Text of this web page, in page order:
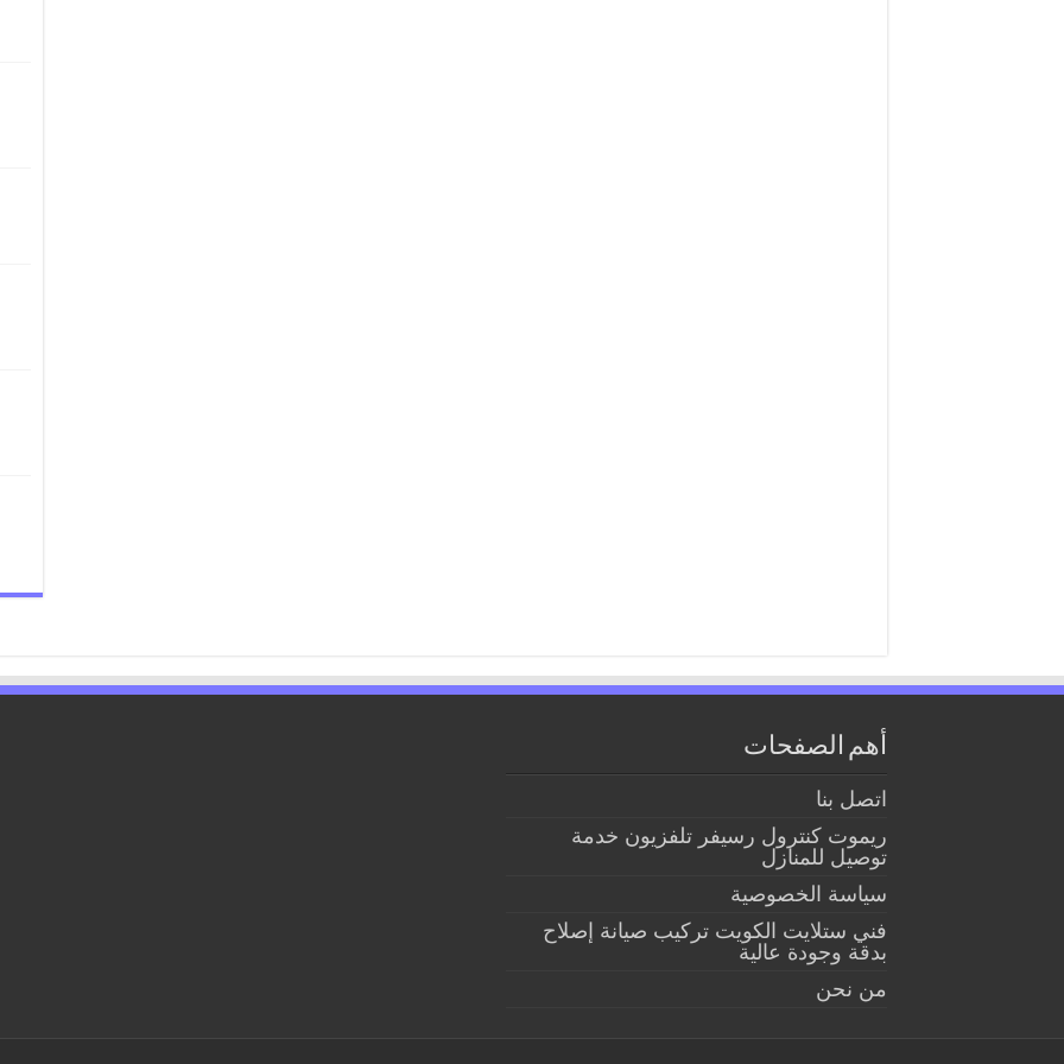
أهم الصفحات
اتصل بنا
ريموت كنترول رسيفر تلفزيون خدمة
توصيل للمنازل
سياسة الخصوصية
فني ستلايت الكويت تركيب صيانة إصلاح
بدقة وجودة عالية
من نحن